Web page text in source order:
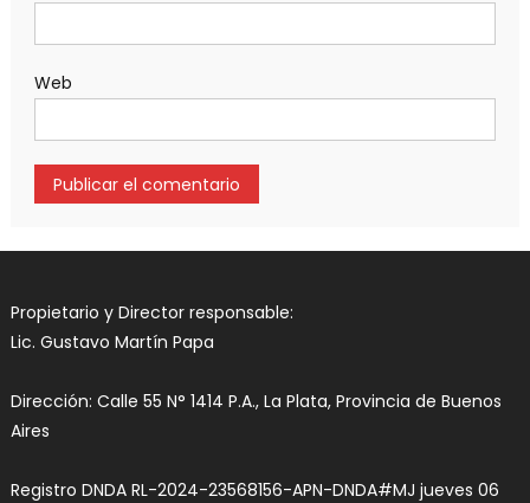
Web
Propietario y Director responsable:
Lic. Gustavo Martín Papa
Dirección: Calle 55 N° 1414 P.A., La Plata, Provincia de Buenos
Aires
Registro DNDA RL-2024-23568156-APN-DNDA#MJ jueves 06